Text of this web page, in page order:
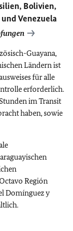
Bolivien,
Venezuela
Guayana,
Ländern ist
für alle
erforderlich.
im Transit
haben, sowie
Región
Domínguez y